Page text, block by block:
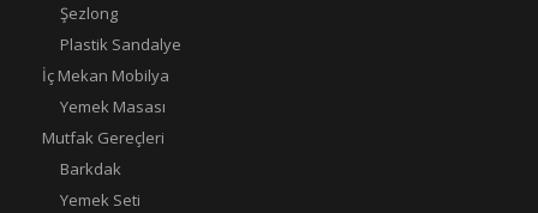
Şezlong
Plastik Sandalye
İç Mekan Mobilya
Yemek Masası
Mutfak Gereçleri
Barkdak
Yemek Seti